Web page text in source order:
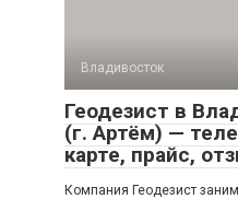
Владивосток
Геодезист в
(г. Артём) —
карте, прайс,
Компания Геодезист